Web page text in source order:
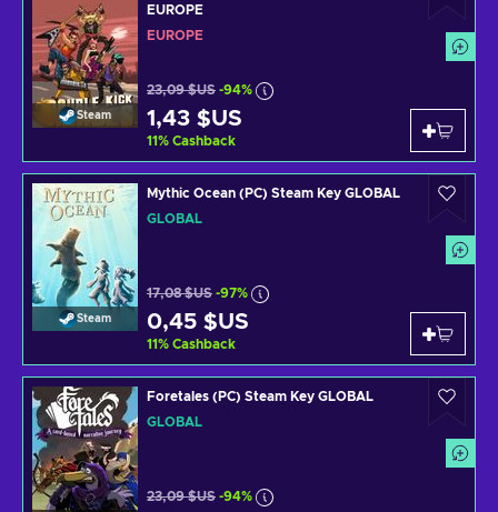
Steam
EUROPE
EUROPE
23,09 $US -94%
1,43 $US
11% Cashback
Steam
Mythic Ocean (PC) Steam Key GLOBAL
GLOBAL
17,08 $US -97%
0,45 $US
11% Cashback
Foretales (PC) Steam Key GLOBAL
GLOBAL
23,09 $US -94%